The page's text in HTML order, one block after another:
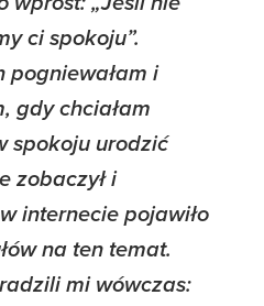
ci spokoju”.
pogniewałam i
gdy chciałam
spokoju urodzić
zobaczył i
internecie pojawiło
na ten temat.
mi wówczas: